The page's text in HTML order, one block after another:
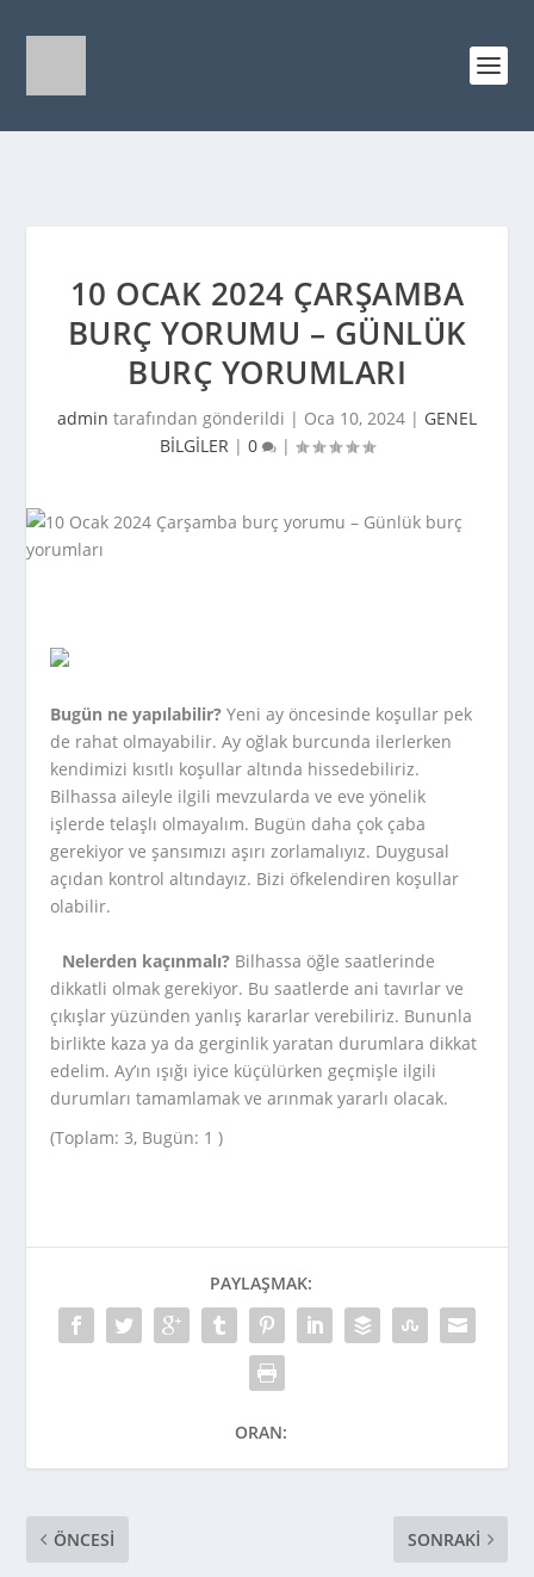
10 OCAK 2024 ÇARŞAMBA
BURÇ YORUMU – GÜNLÜK
BURÇ YORUMLARI
admin tarafından gönderildi | Oca 10, 2024 | GENEL
BİLGİLER | 0 |
Bugün ne yapılabilir? Yeni ay öncesinde koşullar pek
de rahat olmayabilir. Ay oğlak burcunda ilerlerken
kendimizi kısıtlı koşullar altında hissedebiliriz.
Bilhassa aileyle ilgili mevzularda ve eve yönelik
işlerde telaşlı olmayalım. Bugün daha çok çaba
gerekiyor ve şansımızı aşırı zorlamalıyız. Duygusal
açıdan kontrol altındayız. Bizi öfkelendiren koşullar
olabilir.
Nelerden kaçınmalı? Bilhassa öğle saatlerinde
dikkatli olmak gerekiyor. Bu saatlerde ani tavırlar ve
çıkışlar yüzünden yanlış kararlar verebiliriz. Bununla
birlikte kaza ya da gerginlik yaratan durumlara dikkat
edelim. Ay’ın ışığı iyice küçülürken geçmişle ilgili
durumları tamamlamak ve arınmak yararlı olacak.
(Toplam: 3, Bugün: 1 )
PAYLAŞMAK:
ORAN:
ÖNCESI SONRAKI